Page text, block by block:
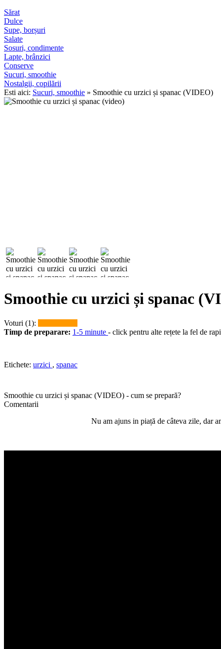
Sărat
Dulce
Supe, borșuri
Salate
Sosuri, condimente
Lapte, brânzici
Conserve
Sucuri, smoothie
Nostalgii, copilării
Esti aici: Sucuri, smoothie » Smoothie cu urzici și spanac (VIDEO)
Smoothie cu urzici și spanac
Voturi (1):
Timp de preparare: 1-5 minute - click pentru alte rețete la fel de
Etichete: urzici , spanac
Smoothie cu urzici și spanac (VIDEO) - cum se prepară?
Comentarii
Nu am ajuns in piață de câteva zile, dar